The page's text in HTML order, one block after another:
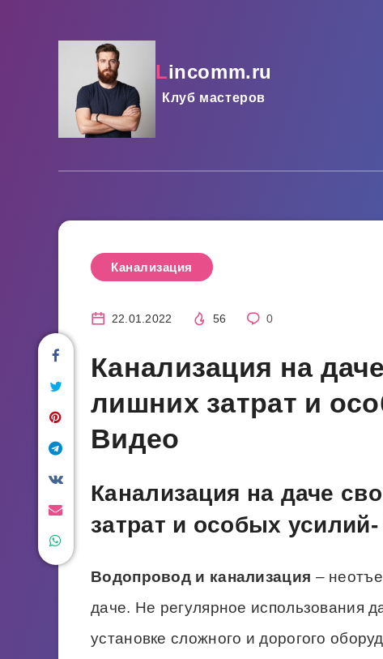
lincomm.ru
Клуб мастеров
Канализация
22.01.2022 56 0
Канализация на
лишних затрат и
Видео
Канализация на даче
затрат и особых
Водопровод и канализация –
даче. Не регулярное использования
установке сложного и дорогого